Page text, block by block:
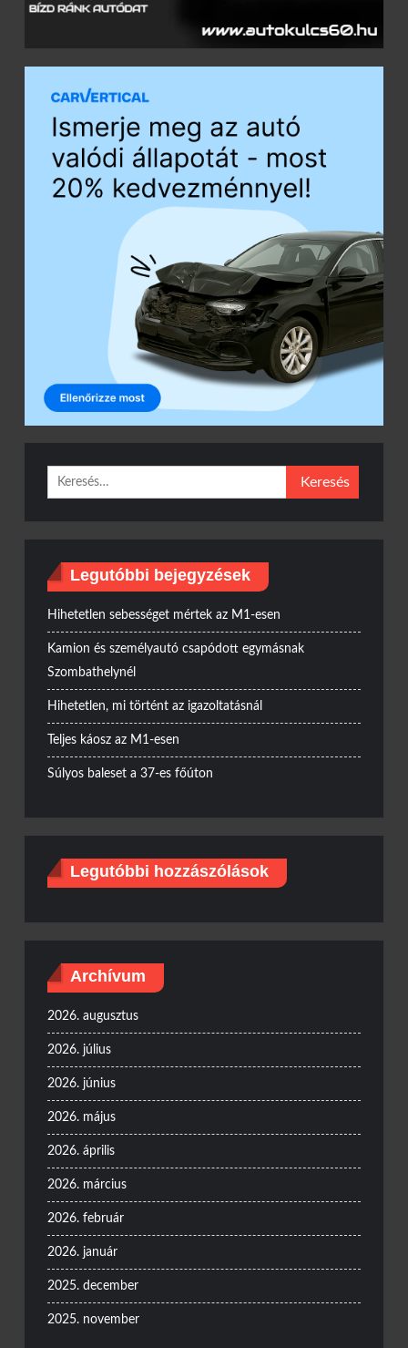
Keresés:
Legutóbbi bejegyzések
Hihetetlen sebességet mértek az M1-esen
Kamion és személyautó csapódott egymásnak
Szombathelynél
Hihetetlen, mi történt az igazoltatásnál
Teljes káosz az M1-esen
Súlyos baleset a 37-es főúton
Legutóbbi hozzászólások
Archívum
2026. augusztus
2026. július
2026. június
2026. május
2026. április
2026. március
2026. február
2026. január
2025. december
2025. november